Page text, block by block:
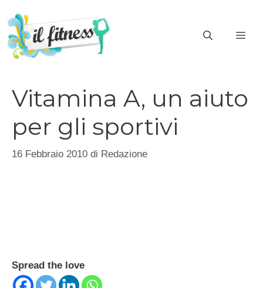
contenuto
Vitamina A, un aiuto
per gli sportivi
16 Febbraio 2010 di Redazione
Spread the love